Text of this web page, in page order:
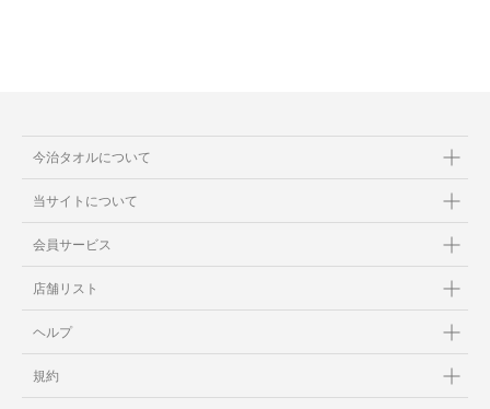
大量購入・法人向けの購入の方は
今治タオルについて
当サイトについて
会員サービス
店舗リスト
ヘルプ
規約